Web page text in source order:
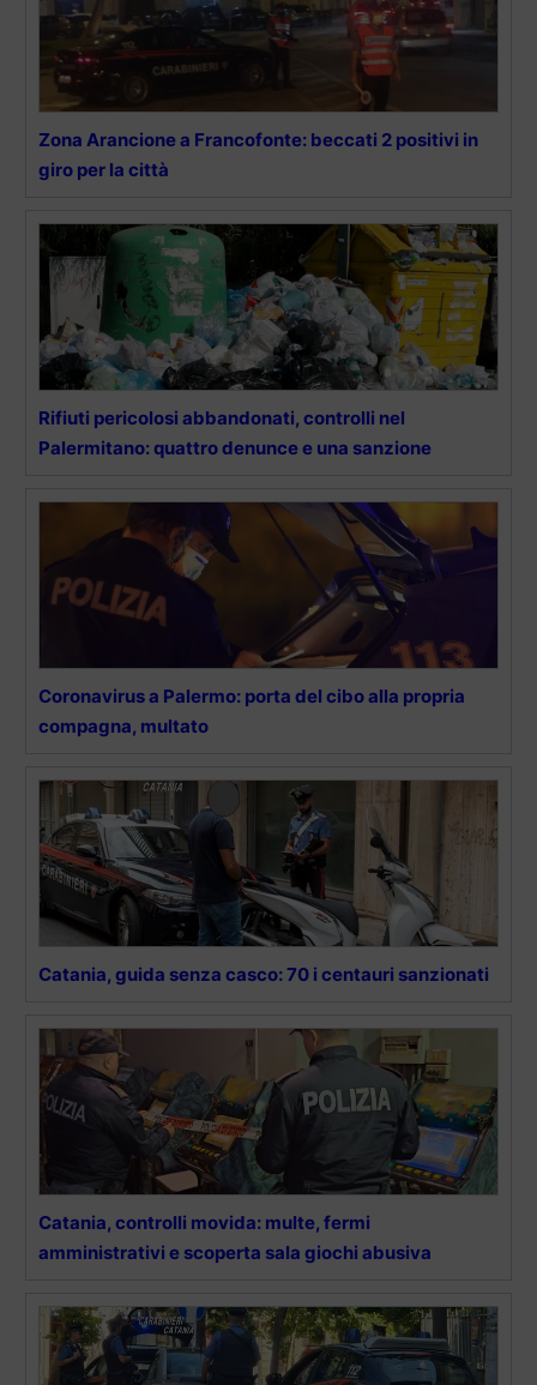
Zona Arancione a Francofonte: beccati 2 positivi in
giro per la città
Rifiuti pericolosi abbandonati, controlli nel
Palermitano: quattro denunce e una sanzione
Coronavirus a Palermo: porta del cibo alla propria
compagna, multato
Catania, guida senza casco: 70 i centauri sanzionati
Catania, controlli movida: multe, fermi
amministrativi e scoperta sala giochi abusiva